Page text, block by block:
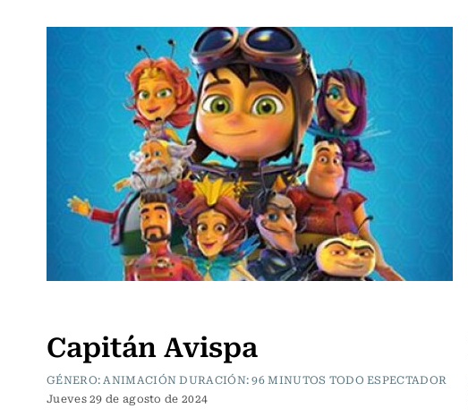
Capitán Avispa
GÉNERO: ANIMACIÓN DURACIÓN: 96 MINUTOS TODO ESPECTADOR
Jueves 29 de agosto de 2024